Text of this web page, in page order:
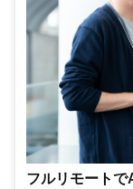
フルリモートで